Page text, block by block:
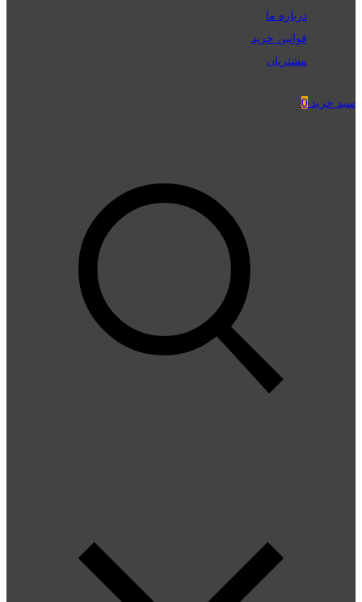
درباره ما
قوانین خرید
مشتریان
سبد خرید 0